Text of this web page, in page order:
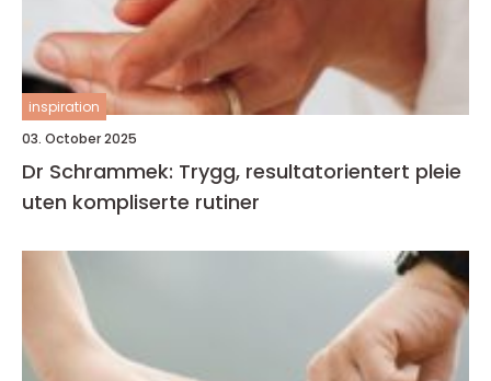
inspiration
03. October 2025
Dr Schrammek: Trygg, resultatorientert pleie
uten kompliserte rutiner